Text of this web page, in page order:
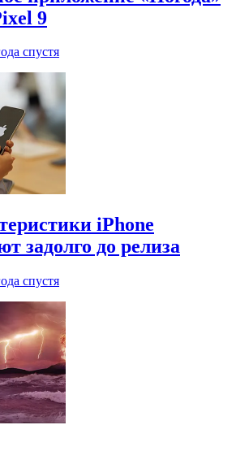
9
спустя
iPhone
задолго до релиза
спустя